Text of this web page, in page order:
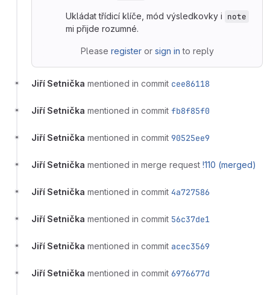
Ukládat třídicí klíče, mód výsledkovky i note
mi přijde rozumné.
Please registeror sign in to reply
Jiří Setnička mentioned in commit cee86118
Jiří Setnička mentioned in commit fb8f85f0
Jiří Setnička mentioned in commit 90525ee9
Jiří Setnička mentioned in merge request !110 (merged)
Jiří Setnička mentioned in commit 4a727586
Jiří Setnička mentioned in commit 56c37de1
Jiří Setnička mentioned in commit acec3569
Jiří Setnička mentioned in commit 6976677d